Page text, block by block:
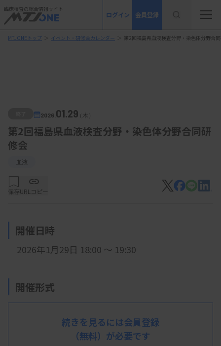
臨床検査の総合情報サイト
ログイン 会員登録
MTJONEトップ ＞ イベント・研修会カレンダー ＞ 第2回福島県血液検査分野・染色体分野合
2026. 01.29（木）
第2回福島県血液検査分野・染色体分野合同研
修会
血液
保存URLコピー
開催日時
2026年1月29日 18:00 ～ 19:30
開催形式
LIVE配信
続きを見るには会員登録
（無料）が必要です